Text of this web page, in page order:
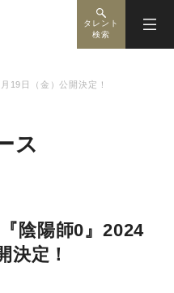
タレント
検索
19日（金）公開決定！
ス
陰陽師0』2024
決定！